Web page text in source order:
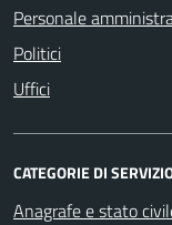
Personale
Politici
Uffici
CATEGORIE DI
Anagrafe e stato